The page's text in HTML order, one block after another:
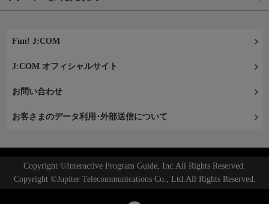
Fun! J:COM
J:COM オフィシャルサイト
お問い合わせ
お客さまのデータ利用･外部送信について
Copyright ©Interactive Program Guide, Inc.All Rights Reserved.
Copyright ©Jupiter Telecommunications Co., Ltd.All Rights Reserved.